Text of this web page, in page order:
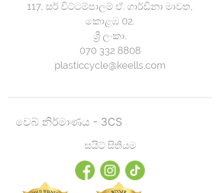
117, සර් චිට්ටම්පාලම් ඒ. ගාර්ඩිනා මාවත,
කොළඹ 02.
ශ්‍රී ලංකා.
070 332 8808
plasticcycle@keells.com
වෙබ් නිර්මාණය - 3CS
සයිට් සිතියම